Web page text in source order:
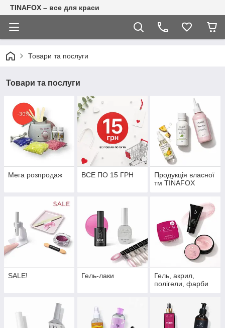
TINAFOX – все для краси
Товари та послуги
Товари та послуги
Мега розпродаж ВСЕ ПО 15 ГРН
Продукція власної
тм TINAFOX
SALE! Гель-лаки
Гель, акрил,
полігели, фарби